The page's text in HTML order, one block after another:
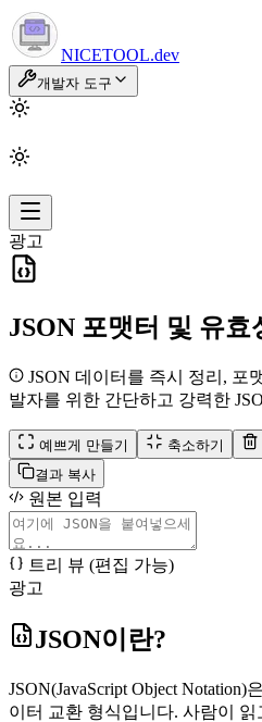
NICETOOL.dev
개발자 도구
광고
JSON 포맷터 및 유효
JSON 데이터를 즉시 정리, 포
발자를 위한 간단하고 강력한
예쁘게 만들기 축소하기
결과 복사
원본 입력
트리 뷰 (편집 가능)
광고
JSON이란?
JSON(JavaScript Object
이터 교환 형식입니다. 사람이